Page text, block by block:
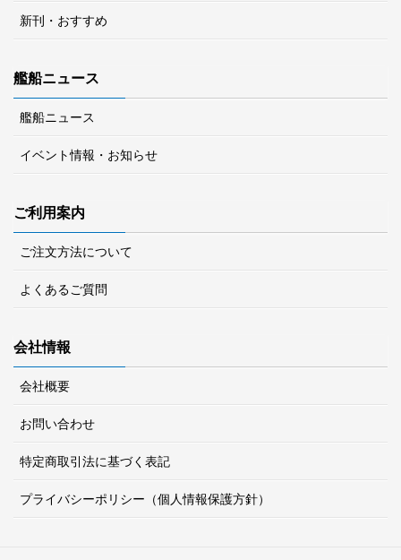
新刊・おすすめ
艦船ニュース
艦船ニュース
イベント情報・お知らせ
ご利用案内
ご注文方法について
よくあるご質問
会社情報
会社概要
お問い合わせ
特定商取引法に基づく表記
プライバシーポリシー（個人情報保護方針）